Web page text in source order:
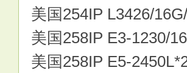
美国254IP L3426/
美国258IP E3-1230/
美国258IP E5-